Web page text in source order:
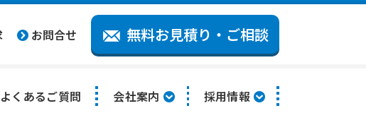
お問合せ 無料お見積り・ご相談
よくあるご質問 会社案内 採用情報